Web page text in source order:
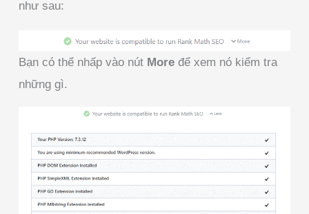
như sau:
Bạn có thể nhấp vào nút Moređể xem nó kiểm tra
những gì.